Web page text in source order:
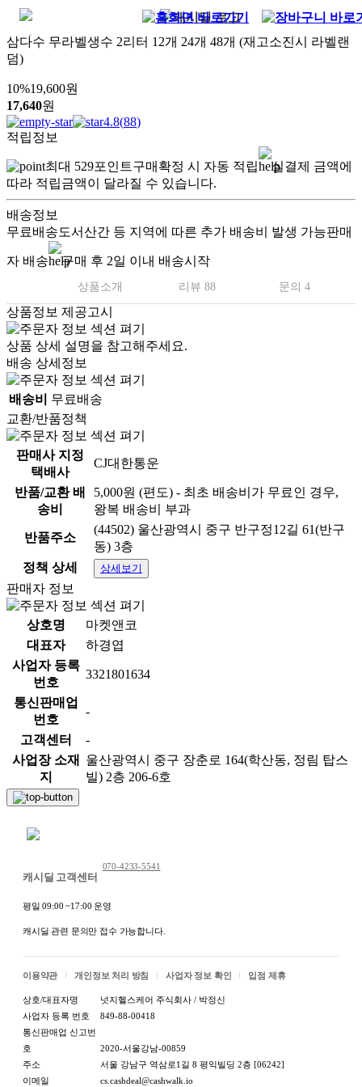
삼다수 무라벨생수 2리터 12개 24개 48개 (재고소진시 라벨랜
덤)
10%19,600원
17,640원
4.8(88)
적립정보
최대 529포인트구매확정 시 자동 적립
실결제 금액에
따라 적립금액이 달라질 수 있습니다.
배송정보
무료배송도서산간 등 지역에 따른 추가 배송비 발생 가능판매
자 배송 구매 후 2일 이내 배송시작
상품소개 리뷰 88 문의 4
상품정보 제공고시
상품 상세 설명을 참고해주세요.
배송 상세정보
배송비
무료배송
교환/반품정책
판매사 지정
택배사
CJ대한통운
반품/교환 배
송비
5,000원 (편도) - 최초 배송비가 무료인 경우,
왕복 배송비 부과
반품주소
(44502) 울산광역시 중구 반구정12길 61(반구
동) 3층
정책 상세
상세보기
판매자 정보
상호명
마켓앤코
대표자
하경엽
사업자 등록
번호
3321801634
통신판매업
번호
-
고객센터
-
사업장 소재
지
울산광역시 중구 장춘로 164(학산동, 정림 탑스
빌) 2층 206-6호
캐시딜 고객센터
070-4233-5541
평일 09:00 ~17:00 운영
캐시딜 관련 문의만 접수 가능합니다.
이용약관 개인정보 처리 방침 사업자 정보 확인 입점 제휴
상호/대표자명
넛지헬스케어 주식회사 / 박정신
사업자 등록 번호
849-88-00418
통신판매업 신고번
호
2020-서울강남-00859
주소
서울 강남구 역삼로1길 8 평익빌딩 2층 [06242]
이메일
cs.cashdeal@cashwalk.io